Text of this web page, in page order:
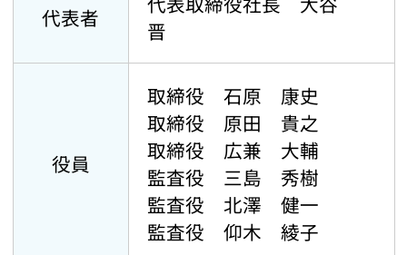
代表者
晋
役員
取締役 石原 康史
取締役 原田 貴之
取締役 広兼 大輔
監査役 三島 秀樹
監査役 北澤 健一
監査役 仰木 綾子